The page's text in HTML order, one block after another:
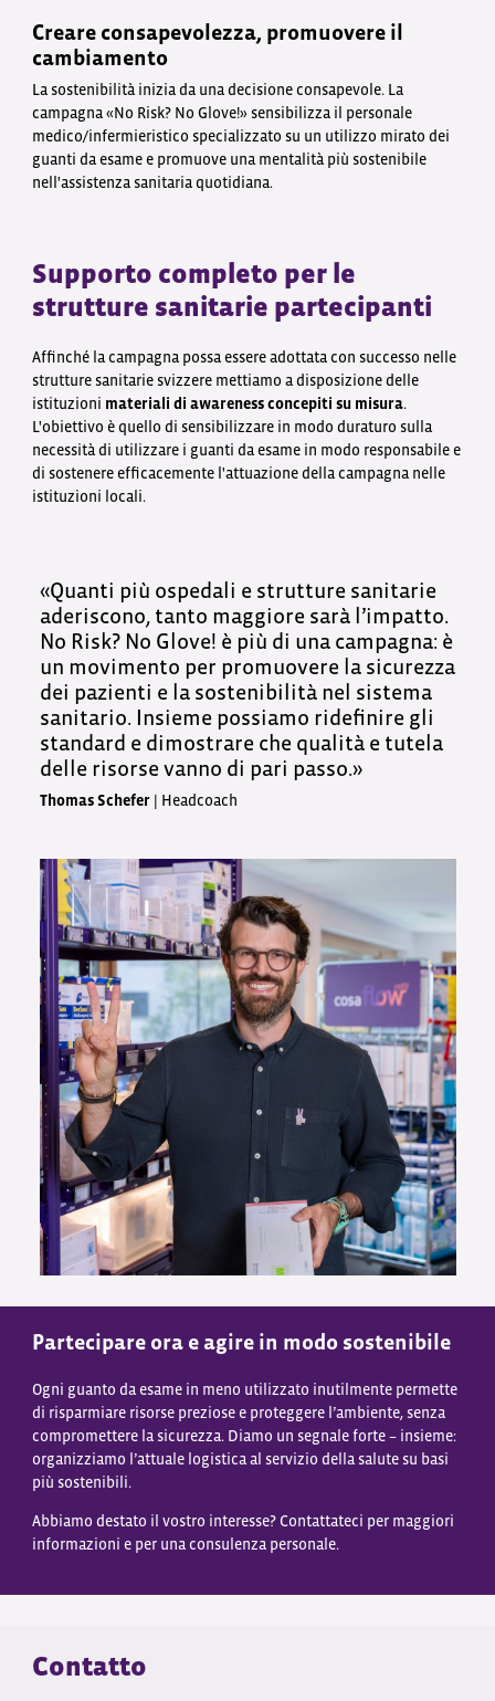
Creare consapevolezza, promuovere il
cambiamento
La sostenibilità inizia da una decisione consapevole. La
campagna «No Risk? No Glove!» sensibilizza il personale
medico/infermieristico specializzato su un utilizzo mirato dei
guanti da esame e promuove una mentalità più sostenibile
nell'assistenza sanitaria quotidiana.
Supporto completo per le
strutture sanitarie partecipanti
Affinché la campagna possa essere adottata con successo nelle
strutture sanitarie svizzere mettiamo a disposizione delle
istituzioni materiali di awareness concepiti su misura.
L'obiettivo è quello di sensibilizzare in modo duraturo sulla
necessità di utilizzare i guanti da esame in modo responsabile e
di sostenere efficacemente l'attuazione della campagna nelle
istituzioni locali.
«Quanti più ospedali e strutture sanitarie
aderiscono, tanto maggiore sarà l’impatto.
No Risk? No Glove! è più di una campagna: è
un movimento per promuovere la sicurezza
dei pazienti e la sostenibilità nel sistema
sanitario. Insieme possiamo ridefinire gli
standard e dimostrare che qualità e tutela
delle risorse vanno di pari passo.»
Thomas Schefer| Headcoach
Partecipare ora e agire in modo sostenibile
Ogni guanto da esame in meno utilizzato inutilmente permette
di risparmiare risorse preziose e proteggere l’ambiente, senza
compromettere la sicurezza. Diamo un segnale forte – insieme:
organizziamo l’attuale logistica al servizio della salute su basi
più sostenibili.
Abbiamo destato il vostro interesse? Contattateci per maggiori
informazioni e per una consulenza personale.
Contatto